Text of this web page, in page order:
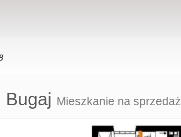
Bugaj Mieszkanie na sprzedaż